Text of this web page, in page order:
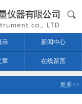
示 新闻中心
章 在线留言
更多>>